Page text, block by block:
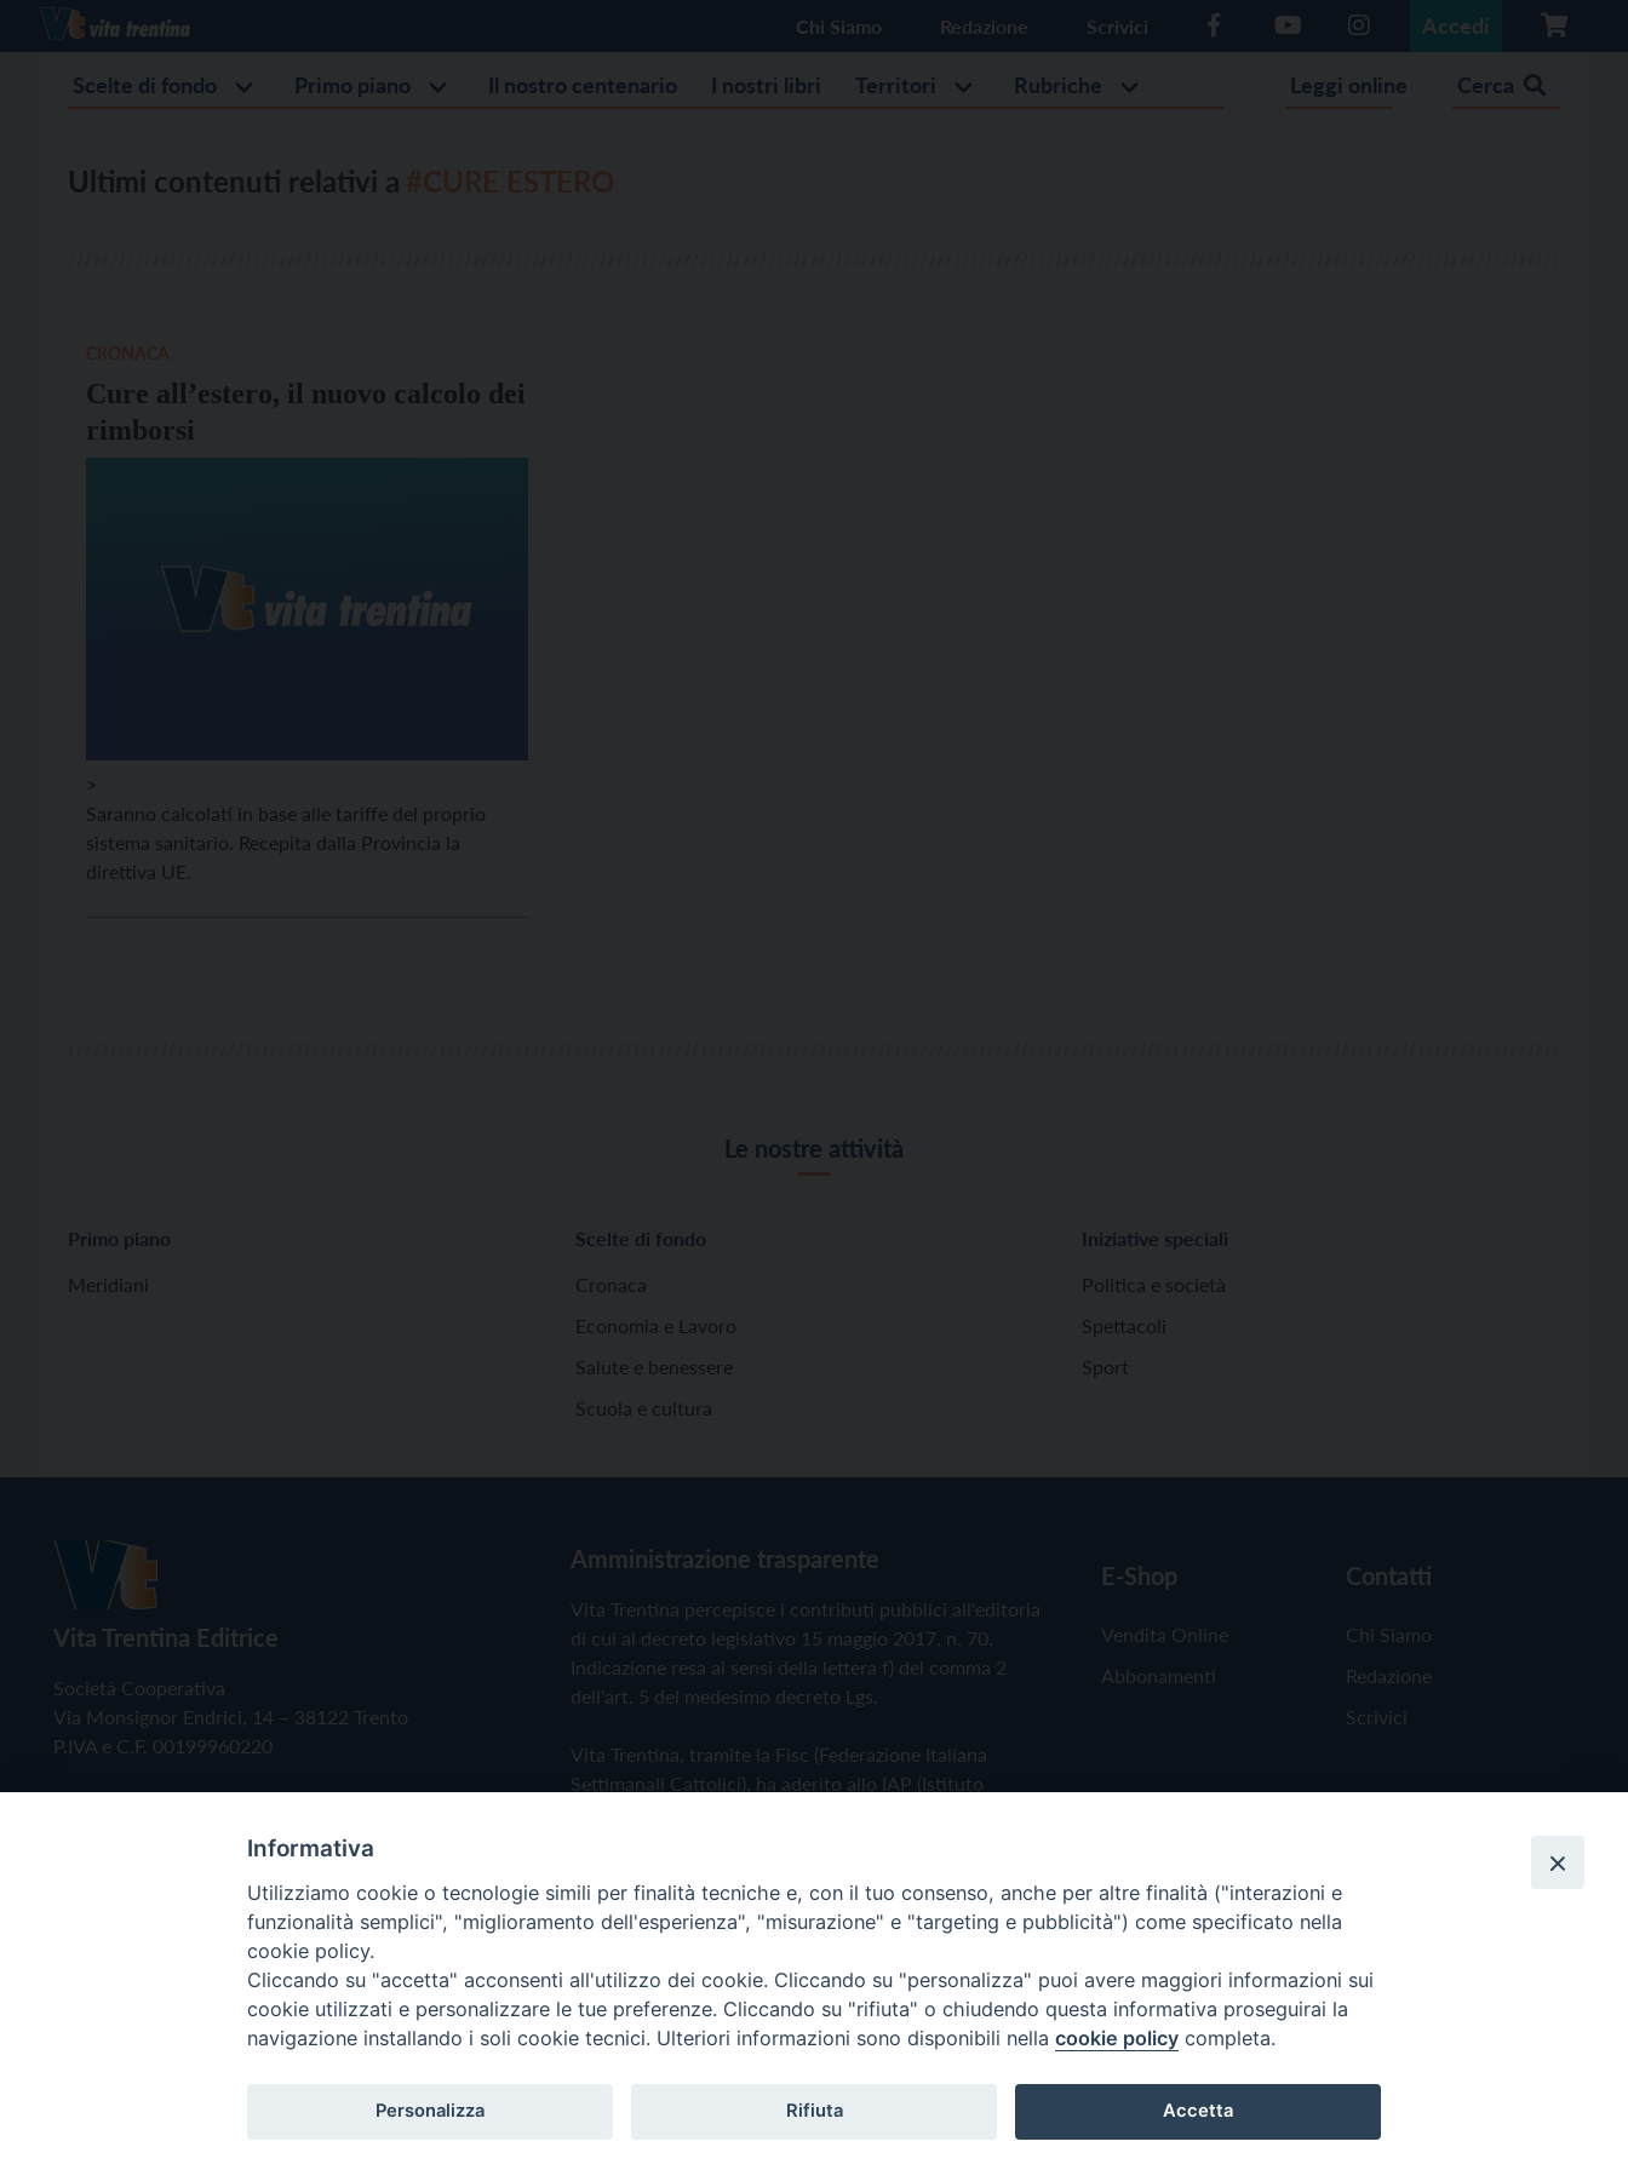
Chi Siamo Redazione Scrivici Accedi
Scelte di fondo Primo piano Il nostro centenario I nostri libri Territori Rubriche Leggi online Cerca
Ultimi contenuti relativi a
Cure all’estero, il nuovo calcolo dei
rimborsi
>
Saranno calcolati in base alle tariffe del proprio
sistema sanitario. Recepita dalla Provincia la
direttiva UE.
Le nostre attività
Primo piano
Meridiani
Scelte di fondo
Cronaca
Economia e Lavoro
Salute e benessere
Scuola e cultura
Iniziative speciali
Politica e società
Spettacoli
Sport
Vita Trentina Editrice
Società Cooperativa
Via Monsignor Endrici, 14 – 38122 Trento
P.IVA e C.F. 00199960220
Amministrazione trasparente
Vita Trentina percepisce i contributi pubblici all'editoria
di cui al decreto legislativo 15 maggio 2017, n. 70.
Indicazione resa ai sensi della lettera f) del comma 2
dell'art. 5 del medesimo decreto Lgs.
Vita Trentina, tramite la Fisc (Federazione Italiana
Settimanali Cattolici), ha aderito allo IAP (Istituto
Privacy Policy Cookie Policy
E-Shop
Vendita Online
Abbonamenti
Contatti
Chi Siamo
Redazione
Scrivici
Copyright © 2019 - Tutti i diritti riservati - Vita Trentina Editrice
Informativa
Utilizziamo cookie o tecnologie simili per finalità tecniche e, con il tuo consenso, anche per altre finalità ("interazioni e
funzionalità semplici", "miglioramento dell'esperienza", "misurazione" e "targeting e pubblicità") come specificato nella
cookie policy.
Cliccando su "accetta" acconsenti all'utilizzo dei cookie. Cliccando su "personalizza" puoi avere maggiori informazioni sui
cookie utilizzati e personalizzare le tue preferenze. Cliccando su "rifiuta" o chiudendo questa informativa proseguirai la
navigazione installando i soli cookie tecnici. Ulteriori informazioni sono disponibili nella cookie policy completa.
Personalizza Rifiuta Accetta